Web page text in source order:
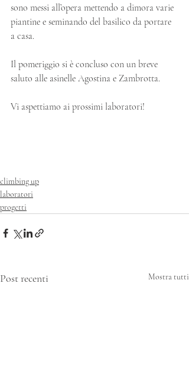
sono messi all’opera mettendo a dimora varie
piantine e seminando del basilico da portare
a casa.
Il pomeriggio si è concluso con un breve
saluto alle asinelle Agostina e Zambrotta.
Vi aspettiamo ai prossimi laboratori!
climbing up
laboratori
progetti
Post recenti Mostra tutti